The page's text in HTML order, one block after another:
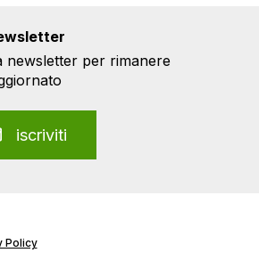
newsletter per rimanere
iscriviti
Policy